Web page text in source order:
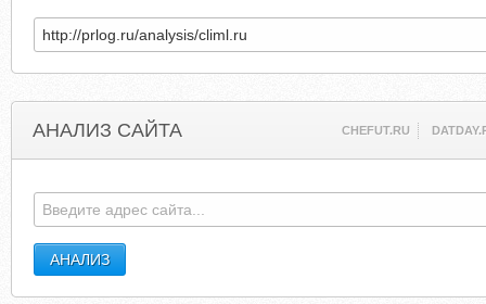
АНАЛИЗ САЙТА CHEFUT.RU